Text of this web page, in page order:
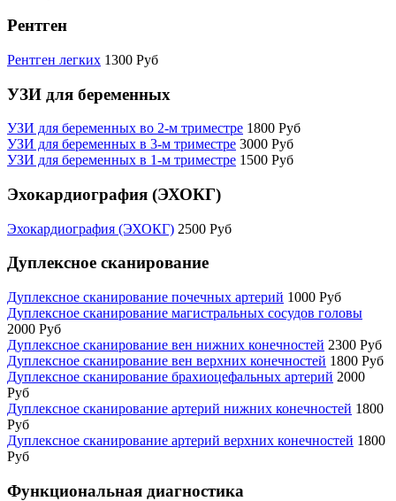
Рентген
Рентген легких 1300 Руб
УЗИ для беременных
УЗИ для беременных во 2-м триместре 1800 Руб
УЗИ для беременных в 3-м триместре 3000 Руб
УЗИ для беременных в 1-м триместре 1500 Руб
Эхокардиография (ЭХОКГ)
Эхокардиография (ЭХОКГ) 2500 Руб
Дуплексное сканирование
Дуплексное сканирование почечных артерий 1000 Руб
Дуплексное сканирование магистральных сосудов головы
2000 Руб
Дуплексное сканирование вен нижних конечностей 2300 Руб
Дуплексное сканирование вен верхних конечностей 1800 Руб
Дуплексное сканирование брахиоцефальных артерий 2000
Руб
Дуплексное сканирование артерий нижних конечностей 1800
Руб
Дуплексное сканирование артерий верхних конечностей 1800
Руб
Функциональная диагностика